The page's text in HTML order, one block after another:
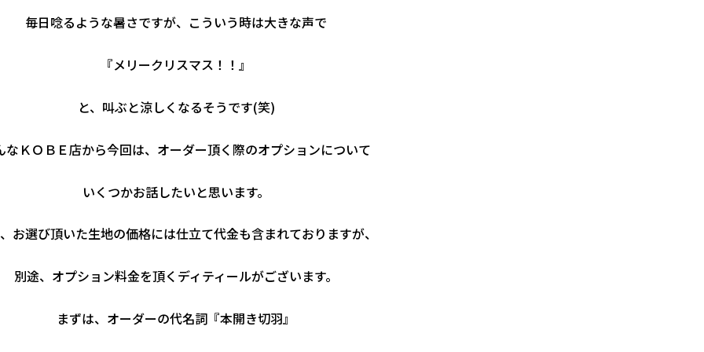
毎日唸るような暑さですが、こういう時は大きな声で
『メリークリスマス！！』
と、叫ぶと涼しくなるそうです(笑)
なＫＯＢＥ店から今回は、オーダー頂く際のオプションについて
いくつかお話したいと思います。
お選び頂いた生地の価格には仕立て代金も含まれておりますが、
別途、オプション料金を頂くディティールがございます。
まずは、オーダーの代名詞『本開き切羽』